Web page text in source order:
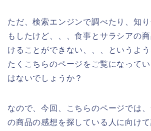
ただ、検索エンジンで調べたり、知
もしたけど、、、食事とサラシアの
けることができない、、、というよ
たくこちらのページをご覧になって
はないでしょうか？
なので、今回、こちらのページでは
の商品の感想を探している人に向け